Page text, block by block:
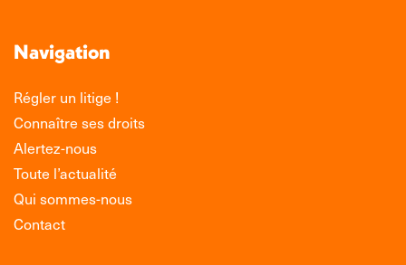
Navigation
Régler un litige !
Connaître ses droits
Alertez-nous
Toute l’actualité
Qui sommes-nous
Contact